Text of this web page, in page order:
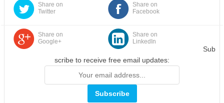
Share on
Facebook
Share on
Twitter
Share on
Google+
Share on
LinkedIn
Sub
scribe to receive free email updates: